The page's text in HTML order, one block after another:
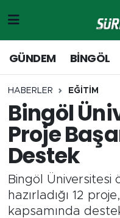
GÜNDEM BİNGÖL
HABERLER EĞİTİM
Bingöl
Proje
Destek
Bingöl Üniversitesi
hazırladığı 12
kapsamında
Genç
Solhan
Karlıova
Adaklı-Kiğı
Yayladere-
Merkez Hava
Merkez Trafik
Süper Lig Puan
Tüm Manşetler
Son Dakika